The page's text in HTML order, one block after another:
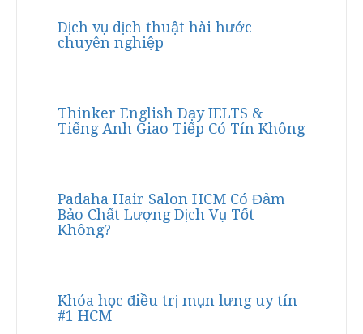
Dịch vụ dịch thuật hài hước
chuyên nghiệp
Thinker English Dạy IELTS &
Tiếng Anh Giao Tiếp Có Tín Không
Padaha Hair Salon HCM Có Đảm
Bảo Chất Lượng Dịch Vụ Tốt
Không?
Khóa học điều trị mụn lưng uy tín
#1 HCM